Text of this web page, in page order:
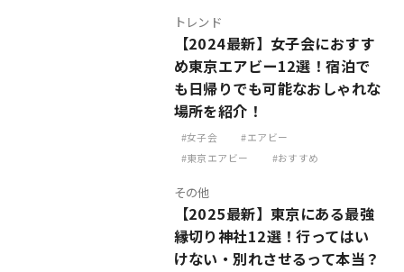
トレンド
【2024最新】女子会におすす
め東京エアビー12選！宿泊で
も日帰りでも可能なおしゃれな
場所を紹介！
女子会
エアビー
東京エアビー
おすすめ
その他
【2025最新】東京にある最強
縁切り神社12選！行ってはい
けない・別れさせるって本当？